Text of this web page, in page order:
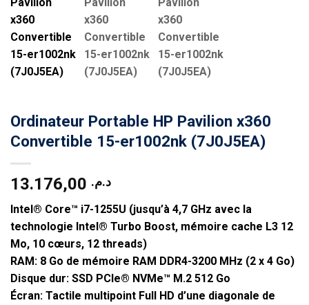
Ordinateur Portable HP Pavilion x360
Convertible 15-er1002nk (7J0J5EA)
د.م.
Intel® Core™ i7-1255U (jusqu’à 4,7 GHz avec la
technologie Intel® Turbo Boost, mémoire cache L3 12
Mo, 10 cœurs, 12 threads)
RAM: 8 Go de mémoire RAM DDR4-3200 MHz (2 x 4 Go)
Disque dur: SSD PCIe® NVMe™ M.2 512 Go
Écran: Tactile multipoint Full HD d’une diagonale de